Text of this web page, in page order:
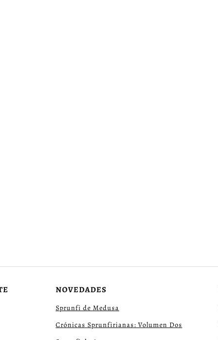
NOVEDADES
Sprunfi de Medusa
Crónicas Sprunfirianas: Volumen Dos